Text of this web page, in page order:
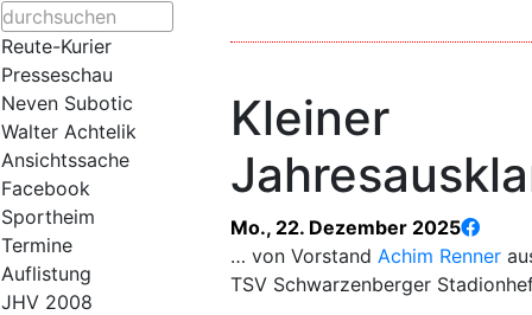
Reute-Kurier
Presseschau
Neven Subotic
Walter Achtelik
Ansichtssache
Facebook
Sportheim
Termine
Auflistung
JHV 2008
Kleiner
Mo., 22. Dezember 2025
… von Vorstand Achim Renner
TSV Schwarzenberger